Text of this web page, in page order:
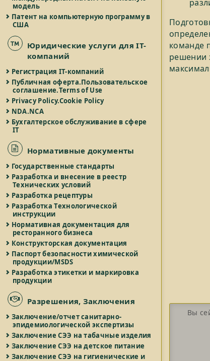
модель
Патент на компьютерную программу в
США
Юридические услуги для IT-
компаний
Регистрация IT-компаний
Публичная оферта.Пользовательское
соглашение.Terms of Use
Privacy Policy.Cookie Policy
NDA.NCA
Бухгалтерское обслуживание в сфере
IT
Нормативные документы
Государственные стандарты
Разработка и внесение в реестр
Технических условий
Разработка рецептуры
Разработка Технологической
инструкции
Нормативная документация для
ресторанного бизнеса
Конструкторская документация
Паспорт безопасности химической
продукции/MSDS
Разработка этикетки и маркировка
продукции
Разрешения, Заключения
Заключение/отчет санитарно-
эпидемиологической экспертизы
Заключение СЭЭ на табачные изделия
Заключение СЭЭ на детское питание
Заключение СЭЭ на гигиенические и
команде
решении
Вы